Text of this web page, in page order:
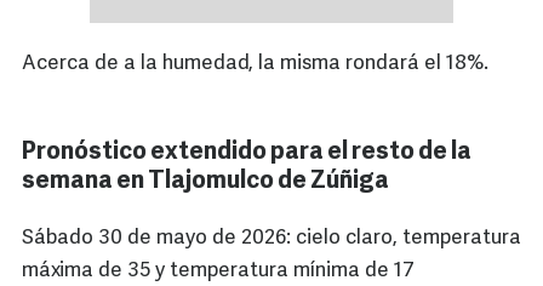
Acerca de a la humedad, la misma rondará el 18%.
Pronóstico extendido para el resto de la
semana en Tlajomulco de Zúñiga
Sábado 30 de mayo de 2026: cielo claro, temperatura
máxima de 35 y temperatura mínima de 17